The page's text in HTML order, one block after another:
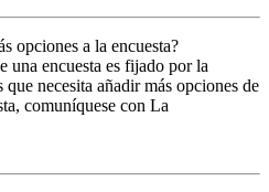
opciones a la encuesta?
una encuesta es fijado por la
necesita añadir más opciones de
comuníquese con La